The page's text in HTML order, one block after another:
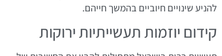
להניע שינויים חיוביים בהמשך חייהם.
קידום יוזמות תעשייתיות ירוקות